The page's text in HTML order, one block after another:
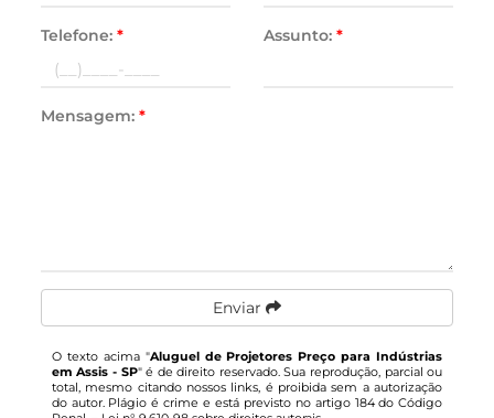
Telefone: * Assunto: *
Mensagem: *
Enviar
O texto acima "Aluguel de Projetores Preço para Indústrias
em Assis - SP" é de direito reservado. Sua reprodução, parcial ou
total, mesmo citando nossos links, é proibida sem a autorização
do autor. Plágio é crime e está previsto no artigo 184 do Código